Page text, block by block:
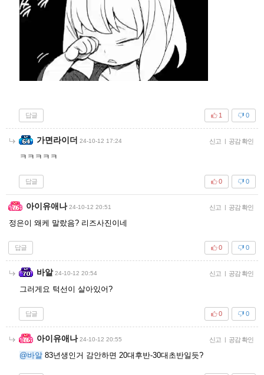
답글 0
1
가면라이더 24-10-12 17:24 신고 | 공감 확인
ㅋㅋㅋㅋㅋ
답글 0
0
아이유애나 24-10-12 20:51 신고 | 공감 확인
정은이 왜케 말랐음? 리즈사진이네
답글 0
0
바알 24-10-12 20:54 신고 | 공감 확인
그러게요 턱선이 살아있어?
답글 0
0
아이유애나 24-10-12 20:55 신고 | 공감 확인
@바알 83년생인거 감안하면 20대후반-30대초반일듯?